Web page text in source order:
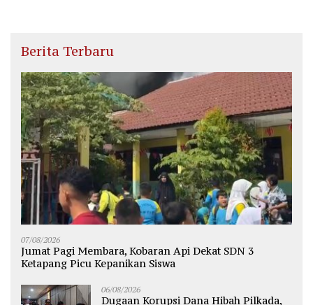
Berita Terbaru
07/08/2026
Jumat Pagi Membara, Kobaran Api Dekat SDN 3
Ketapang Picu Kepanikan Siswa
06/08/2026
Dugaan Korupsi Dana Hibah Pilkada,